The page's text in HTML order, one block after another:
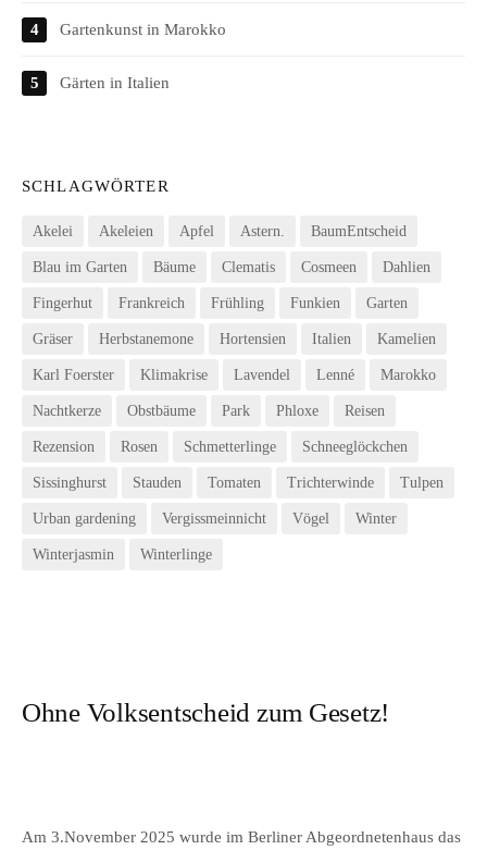
Gartenkunst in Marokko
Gärten in Italien
SCHLAGWÖRTER
Akelei Akeleien Apfel Astern. BaumEntscheid
Blau im Garten Bäume Clematis Cosmeen Dahlien
Fingerhut Frankreich Frühling Funkien Garten
Gräser Herbstanemone Hortensien Italien Kamelien
Karl Foerster Klimakrise Lavendel Lenné Marokko
Nachtkerze Obstbäume Park Phloxe Reisen
Rezension Rosen Schmetterlinge Schneeglöckchen
Sissinghurst Stauden Tomaten Trichterwinde Tulpen
Urban gardening Vergissmeinnicht Vögel Winter
Winterjasmin Winterlinge
Ohne Volksentscheid zum Gesetz!
Am 3.November 2025 wurde im Berliner Abgeordnetenhaus das